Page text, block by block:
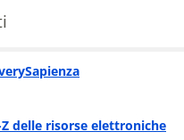
delle risorse elettroniche